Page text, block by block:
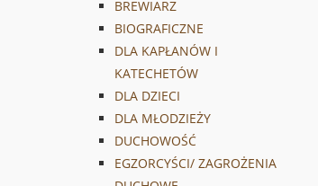
BREWIARZ
BIOGRAFICZNE
DLA KAPŁANÓW I
KATECHETÓW
DLA DZIECI
DLA MŁODZIEŻY
DUCHOWOŚĆ
EGZORCYŚCI/ ZAGROŻENIA